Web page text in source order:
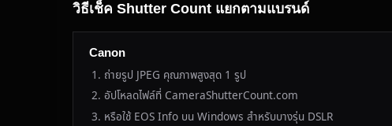
วิธีเช็ค Shutter Count แยกตามแบรนด์
Canon
ถ่ายรูป JPEG คุณภาพสูงสุด 1 รูป
อัปโหลดไฟล์ที่ CameraShutterCount.com
หรือใช้ EOS Info บน Windows สำหรับบางรุ่น DSLR